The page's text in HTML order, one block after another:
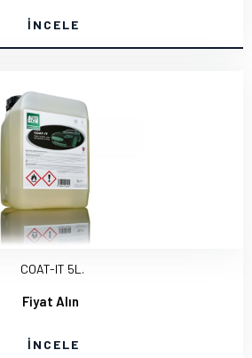
İNCELE
COAT-IT 5L.
Fiyat Alın
İNCELE